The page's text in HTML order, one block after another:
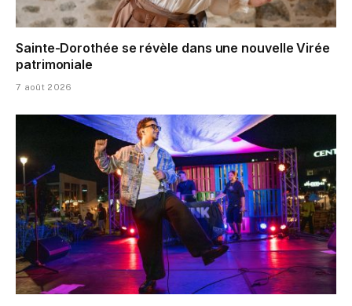
Sainte-Dorothée se révèle dans une nouvelle Virée
patrimoniale
7 août 2026